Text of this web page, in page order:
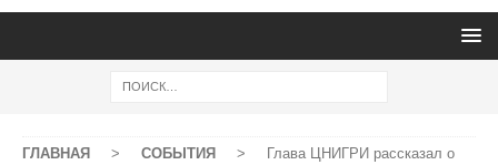
ГЛАВНАЯ > СОБЫТИЯ >
Глава ЦНИГРИ рассказал о